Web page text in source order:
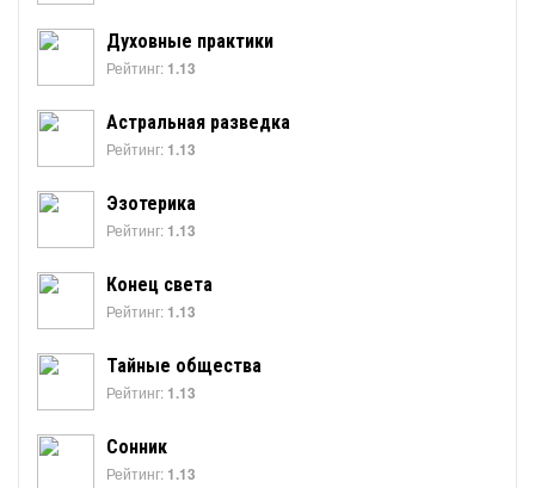
Духовные практики
Рейтинг: 1.13
Астральная разведка
Рейтинг: 1.13
Эзотерика
Рейтинг: 1.13
Конец света
Рейтинг: 1.13
Тайные общества
Рейтинг: 1.13
Сонник
Рейтинг: 1.13